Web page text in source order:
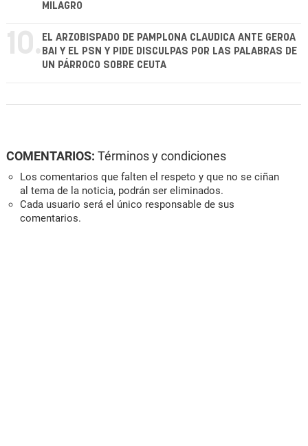
MILAGRO
10. EL ARZOBISPADO DE PAMPLONA CLAUDICA ANTE GEROA
BAI Y EL PSN Y PIDE DISCULPAS POR LAS PALABRAS DE
UN PÁRROCO SOBRE CEUTA
COMENTARIOS: Términos y condiciones
Los comentarios que falten el respeto y que no se ciñan
al tema de la noticia, podrán ser eliminados.
Cada usuario será el único responsable de sus
comentarios.